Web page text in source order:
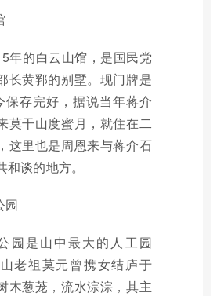
年的白云山馆，是国民党
长黄郛的别墅。现门牌是
保存完好，据说当年蒋介
莫干山度蜜月，就住在二
这里也是周恩来与蒋介石
谈的地方。
园
园是山中最大的人工园
老祖莫元曾携女结庐于
木葱茏，流水淙淙，其主